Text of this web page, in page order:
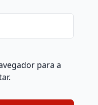
para a